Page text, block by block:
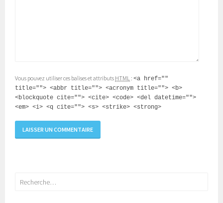
Vous pouvez utiliser ces balises et attributs HTML :<a href=""
title=""> <abbr title=""> <acronym title=""> <b>
<blockquote cite=""> <cite> <code> <del datetime="">
<em> <i> <q cite=""> <s> <strike> <strong>
Rechercher :